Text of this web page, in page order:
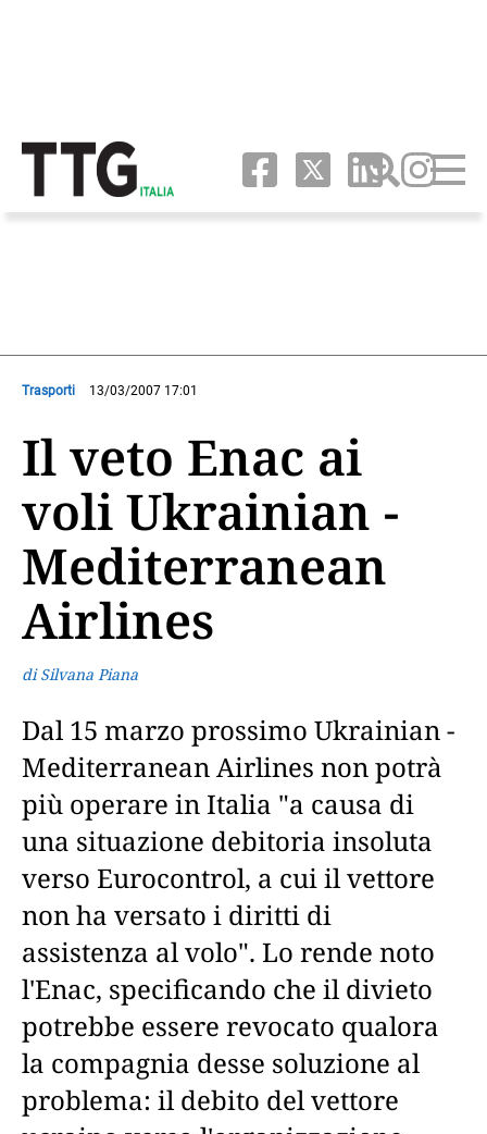
Trasporti 13/03/2007 17:01
Il veto Enac ai
voli Ukrainian -
Mediterranean
Airlines
di Silvana Piana
Dal 15 marzo prossimo Ukrainian -
Mediterranean Airlines non potrà
più operare in Italia "a causa di
una situazione debitoria insoluta
verso Eurocontrol, a cui il vettore
non ha versato i diritti di
assistenza al volo". Lo rende noto
l'Enac, specificando che il divieto
potrebbe essere revocato qualora
la compagnia desse soluzione al
problema: il debito del vettore